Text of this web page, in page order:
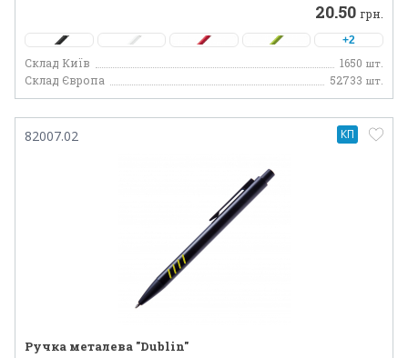
20.50 грн.
+2
Склад Київ 1650 шт.
Склад Європа 52733 шт.
82007.02
Ручка металева "Dublin"
КП